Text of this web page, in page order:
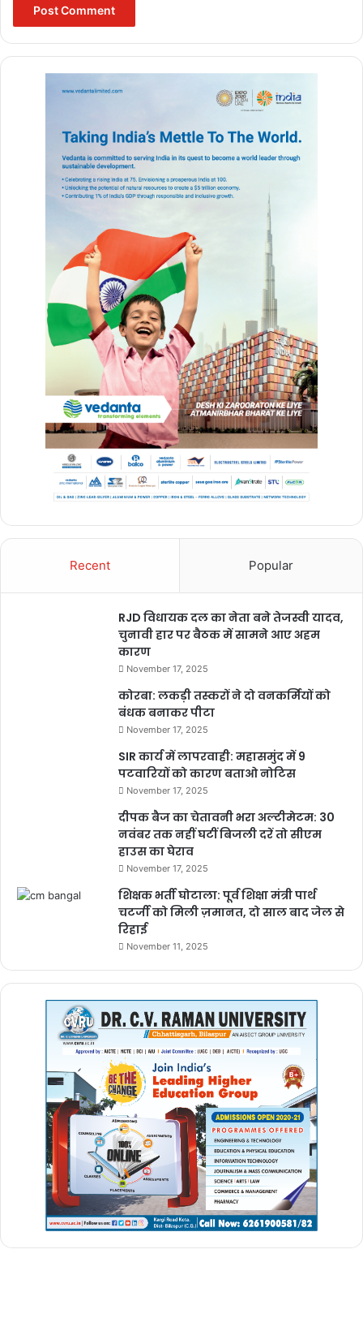
hanuman jayanti 2024
Hanuman Jayanti Pujan Vidhi
Recent Popular
RJD विधायक दल का नेता बने तेजस्वी यादव,
चुनावी हार पर बैठक में सामने आए अहम
कारण
November 17, 2025
कोरबा: लकड़ी तस्करों ने दो वनकर्मियों को
बंधक बनाकर पीटा
November 17, 2025
SIR कार्य में लापरवाही: महासमुंद में 9
पटवारियों को कारण बताओ नोटिस
November 17, 2025
दीपक बैज का चेतावनी भरा अल्टीमेटम: 30
नवंबर तक नहीं घटीं बिजली दरें तो सीएम
हाउस का घेराव
November 17, 2025
शिक्षक भर्ती घोटाला: पूर्व शिक्षा मंत्री पार्थ
चटर्जी को मिली ज़मानत, दो साल बाद जेल से
रिहाई
November 11, 2025